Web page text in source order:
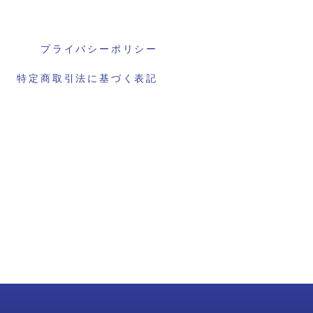
プライバシーポリシー
特定商取引法に基づく表記